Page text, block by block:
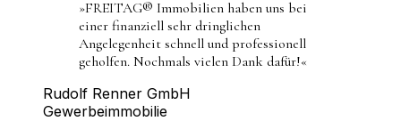
»FREITAG® Immobilien haben uns bei
einer finanziell sehr dringlichen
Angelegenheit schnell und professionell
geholfen. Nochmals vielen Dank dafür!«
Rudolf Renner GmbH
Gewerbeimmobilie